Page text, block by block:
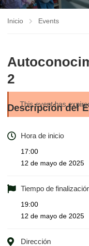
Inicio Events
2
This event has
Descripción del
Hora de inicio
17:00
12 de mayo de 2025
Tiempo de
19:00
12 de mayo de 2025
Dirección